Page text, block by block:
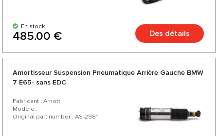
En stock
485.00 € Des détails
Amortisseur Suspension Pneumatique Arrière Gauche BMW
7 E65- sans EDC
Fabricant : Arnott
Modèle :
Original part number : AS-2981